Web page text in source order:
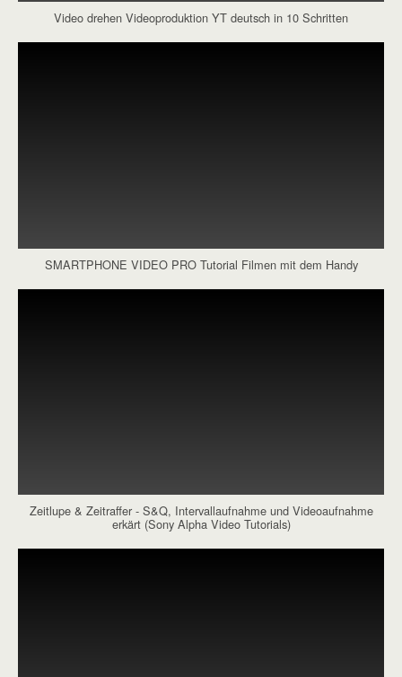
Video drehen Videoproduktion YT deutsch in 10 Schritten
SMARTPHONE VIDEO PRO Tutorial Filmen mit dem Handy
Zeitlupe & Zeitraffer - S&Q, Intervallaufnahme und Videoaufnahme
erkärt (Sony Alpha Video Tutorials)